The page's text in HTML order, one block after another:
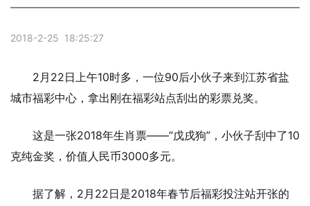
2018-2-25 18:25:27
2月22日上午10时多，一位90后小伙子来到江苏省盐
城市福彩中心，拿出刚在福彩站点刮出的彩票兑奖。
这是一张2018年生肖票——“戊戌狗”，小伙子刮中了10
克纯金奖，价值人民币3000多元。
据了解，2月22日是2018年春节后福彩投注站开张的